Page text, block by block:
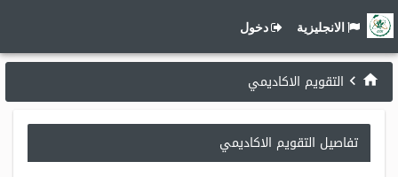
الانجليزية دخول
التقويم الاكاديمي
تفاصيل التقويم الاكاديمي